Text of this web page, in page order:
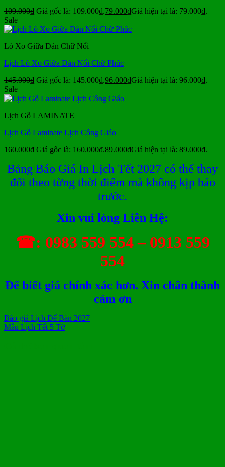
109.000₫ Giá gốc là: 109.000₫.79.000₫Giá hiện tại là: 79.000₫.
Sale
Lò Xo Giữa Dán Chữ Nổi
Lịch Lò Xo Giữa Dán Nổi Chữ Phúc
145.000₫ Giá gốc là: 145.000₫.96.000₫Giá hiện tại là: 96.000₫.
Sale
Lịch Gỗ LAMINATE
Lịch Gỗ Laminate Lịch Công Giáo
160.000₫ Giá gốc là: 160.000₫.89.000₫Giá hiện tại là: 89.000₫.
Bảng Báo Giá In Lịch Tết 2027 có thể thay
đổi theo từng thời điểm mà không kịp báo
trước.
Xin vui lòng Liên Hệ:
☎: 0983 559 554 – 0913 559
554
Để biết giá chính xác hơn. Xin chân thành
cảm ơn
Báo giá Lịch Để Bàn 2027
Mẫu Lịch Tết 5 Tờ